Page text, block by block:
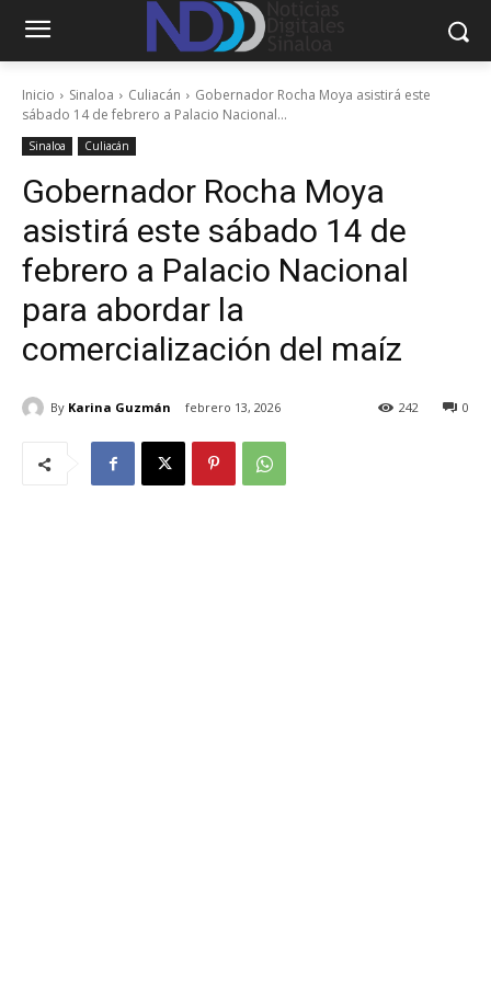
Inicio Sinaloa Culiacán
Gobernador Rocha Moya asistirá este
sábado 14 de febrero a Palacio Nacional...
Sinaloa Culiacán
Gobernador Rocha Moya
asistirá este sábado 14 de
febrero a Palacio Nacional
para abordar la
comercialización del maíz
By Karina Guzmán febrero 13, 2026 0
242